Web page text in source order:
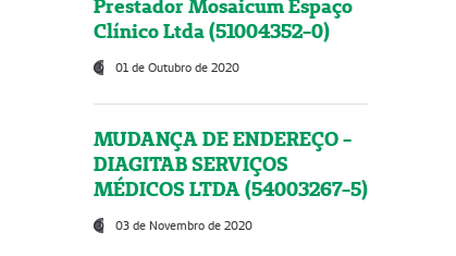
Prestador Mosaicum Espaço
Clínico Ltda (51004352-0)
01 de Outubro de 2020
MUDANÇA DE ENDEREÇO -
DIAGITAB SERVIÇOS
MÉDICOS LTDA (54003267-5)
03 de Novembro de 2020